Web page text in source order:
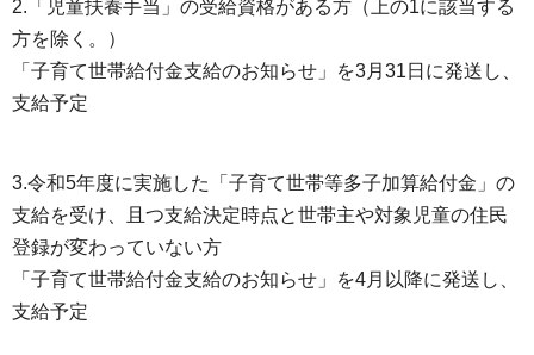
2.「児童扶養手当」の受給資格がある方（上の1に該当する
方を除く。）
「子育て世帯給付金支給のお知らせ」を3月31日に発送し、
支給予定
3.令和5年度に実施した「子育て世帯等多子加算給付金」の
支給を受け、且つ支給決定時点と世帯主や対象児童の住民
登録が変わっていない方
「子育て世帯給付金支給のお知らせ」を4月以降に発送し、
支給予定